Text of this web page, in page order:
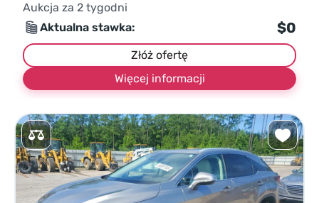
Aukcja za 2 tygodni
Aktualna stawka:
$0
Złóż ofertę
Więcej informacji